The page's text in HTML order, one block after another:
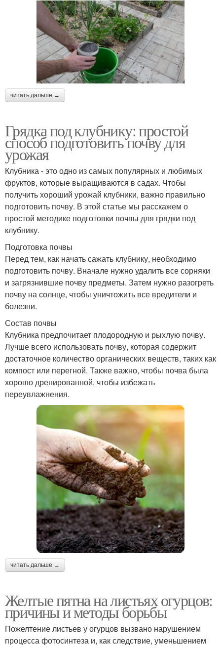
читать дальше →
Грядка под клубнику: простой
способ подготовить почву для
урожая
Клубника - это одно из самых популярных и любимых
фруктов, которые выращиваются в садах. Чтобы
получить хороший урожай клубники, важно правильно
подготовить почву. В этой статье мы расскажем о
простой методике подготовки почвы для грядки под
клубнику.
Подготовка почвы
Перед тем, как начать сажать клубнику, необходимо
подготовить почву. Вначале нужно удалить все сорняки
и загрязнившие почву предметы. Затем нужно разогреть
почву на солнце, чтобы уничтожить все вредители и
болезни.
Состав почвы
Клубника предпочитает плодородную и рыхлую почву.
Лучше всего использовать почву, которая содержит
достаточное количество органических веществ, таких как
компост или перегной. Также важно, чтобы почва была
хорошо дренированной, чтобы избежать
переувлажнения.
читать дальше →
Желтые пятна на листьях огурцов:
причины и методы борьбы
Пожелтение листьев у огурцов вызвано нарушением
процесса фотосинтеза и, как следствие, уменьшением